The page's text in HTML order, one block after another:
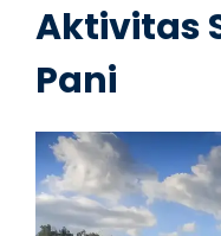
Aktivitas
Pani